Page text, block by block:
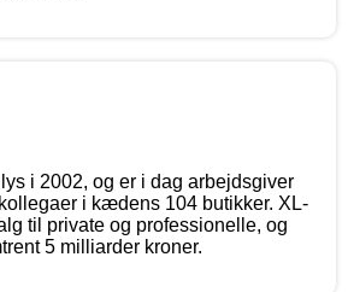
i 2002, og er i dag arbejdsgiver
i kædens 104 butikker. XL-
til private og professionelle, og
5 milliarder kroner.